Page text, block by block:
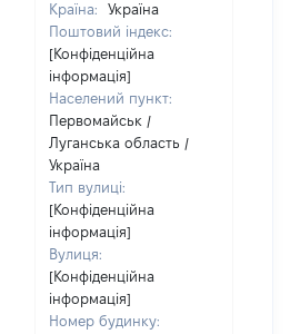
Країна:
Україна
Поштовий індекс:
[Конфіденційна
інформація]
Населений пункт:
Первомайськ /
Луганська область /
Україна
Тип вулиці:
[Конфіденційна
інформація]
Вулиця:
[Конфіденційна
інформація]
Номер будинку: